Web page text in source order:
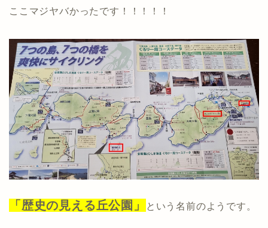
ここマジヤバかったです！！！！！
「歴史の見える丘公園」 という名前のようです。